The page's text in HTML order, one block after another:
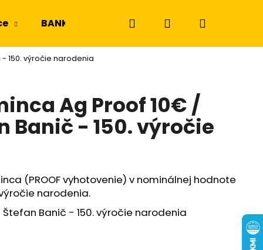
BANKOVKY NGC a PMG Odznaky a
HľadaťPrihlásenieNákupný
150. výročie narodenia
Ag Proof 10€ /
Banič - 150. výročie
(PROOF vyhotovenie) v nominálnej hodnote
narodenia.
Banič - 150. výročie narodenia